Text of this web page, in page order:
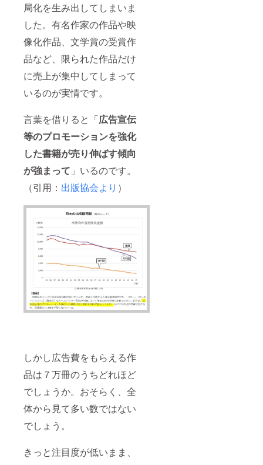
局化を生み出してしまいま
した。有名作家の作品や映
像化作品、文学賞の受賞作
品など、限られた作品だけ
に売上が集中してしまって
いるのが実情です。
言葉を借りると「広告宣伝
等のプロモーションを強化
した書籍が売り伸ばす傾向
が強まって 」いるのです。
（引用： 出版協会より ）
しかし広告費をもらえる作
品は７万冊のうちどれほど
でしょうか。おそらく、全
体から見て多い数ではない
でしょう。
きっと注目度が低いまま、